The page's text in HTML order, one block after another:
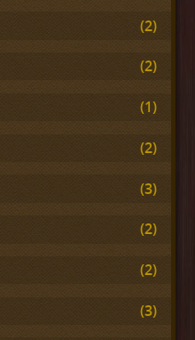
(2)
(2)
(1)
(2)
(3)
(2)
(2)
(3)